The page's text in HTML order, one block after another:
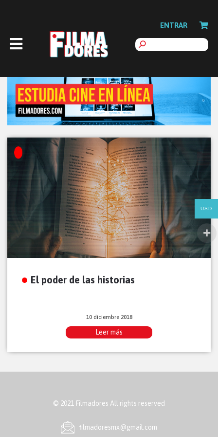
ENTRAR
El poder de las historias
10 diciembre 2018
Leer más
© 2021 Filmadores All rights reserved
ﬁlmadoresmx@gmail.com
USD